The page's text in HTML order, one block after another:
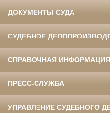
ДОКУМЕНТЫ СУДА
СУДЕБНОЕ
СПРАВОЧНАЯ ИНФОРМАЦИЯ
ПРЕСС-СЛУЖБА
УПРАВЛЕНИЕ СУДЕБНОГО